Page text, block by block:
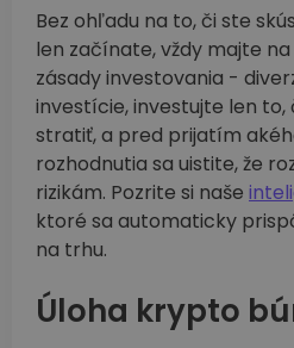
Bez ohľadu na to, či ste
len začínate, vždy majte
zásady investovania -
investície, investujte len
stratiť, a pred prijatím
rozhodnutia sa uistite, že
rizikám. Pozrite si naše
ktoré sa automaticky
na trhu.
Úloha krypto